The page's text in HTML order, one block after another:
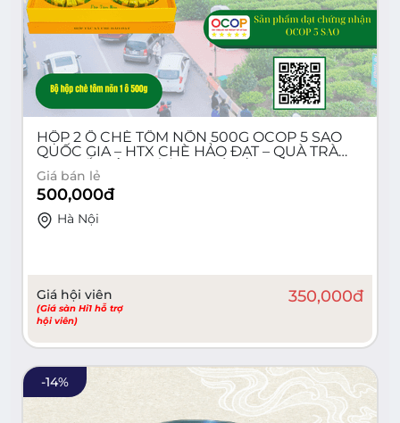
HỘP 2 Ô CHÈ TÔM NÕN 500G OCOP 5 SAO
QUỐC GIA – HTX CHÈ HẢO ĐẠT – QUÀ TRÀ
CAO CẤP TÂN CƯƠNG THÁI NGUYÊN
Giá bán lẻ
500,000đ
Hà Nội
Giá hội viên
(Giá sàn Hi1 hỗ trợ
hội viên)
350,000đ
-14%